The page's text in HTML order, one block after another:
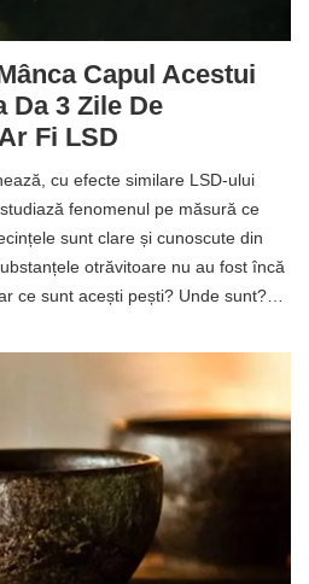
Capul Acestui
Da 3 Zile De
Fi LSD
cu efecte similare LSD-ului
fenomenul pe măsură ce
sunt clare și cunoscute din
otrăvitoare nu au fost încă
ce sunt acești pești? Unde sunt?…